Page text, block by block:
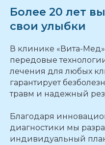
Более 20 лет
свои улыбки
В клинике «Вита-
передовые
лечения для любых
гарантирует
травм и надежный
Благодаря
диагностики мы
индивидуальный